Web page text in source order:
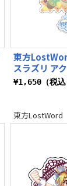
東方
スラズリ ア
¥1,650（税込
東方LostWord